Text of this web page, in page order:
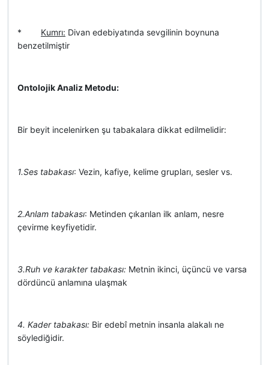
* Kumrı: Divan edebiyatında sevgilinin boynuna
benzetilmiştir
Ontolojik Analiz Metodu:
Bir beyit incelenirken şu tabakalara dikkat edilmelidir:
1.Ses tabakası: Vezin, kafiye, kelime grupları, sesler vs.
2.Anlam tabakası: Metinden çıkarılan ilk anlam, nesre
çevirme keyfiyetidir.
3.Ruh ve karakter tabakası: Metnin ikinci, üçüncü ve varsa
dördüncü anlamına ulaşmak
4. Kader tabakası: Bir edebî metnin insanla alakalı ne
söylediğidir.